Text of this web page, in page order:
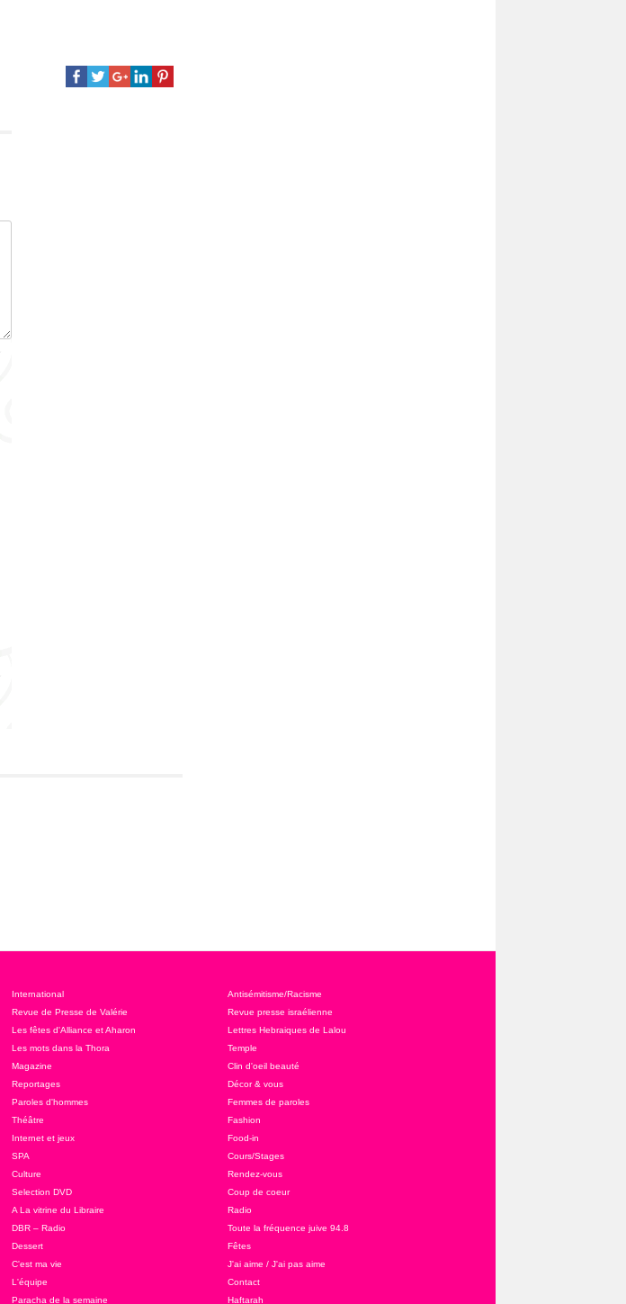
International
Antisémitisme/Racisme
Revue de Presse de Valérie
Revue presse israélienne
Les fêtes d'Alliance et Aharon
Lettres Hebraiques de Lalou
Les mots dans la Thora
Temple
Magazine
Clin d'oeil beauté
Reportages
Décor & vous
Paroles d'hommes
Femmes de paroles
Théâtre
Fashion
Internet et jeux
Food-in
SPA
Cours/Stages
Culture
Rendez-vous
Selection DVD
Coup de coeur
A La vitrine du Libraire
Radio
DBR – Radio
Toute la fréquence juive 94.8
Dessert
Fêtes
C'est ma vie
J'ai aime / J'ai pas aime
L'équipe
Contact
Paracha de la semaine Haftarah